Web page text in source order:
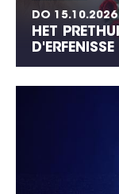
DO
HET
D'ERFENISSE